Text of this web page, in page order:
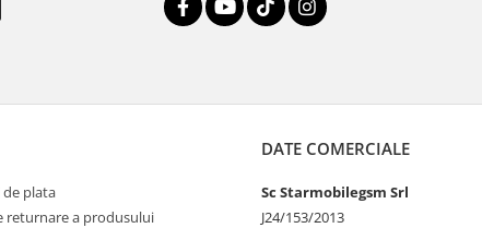
plata
returnare a produsului
DATE COMERCIALE
Sc Starmobilegsm Srl
J24/153/2013